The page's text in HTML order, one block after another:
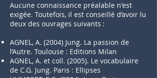
Aucune connaissance préalable n'est
exigée. Toutefois, il est conseillé d’avoir lu
deux des ouvrages suivants :
AGNEL, A. (2004) Jung. La passion de
l’Autre. Toulouse : Editions Milan
AGNEL, A. et coll. (2005). Le vocabulaire
de C.G. Jung. Paris : Ellipses